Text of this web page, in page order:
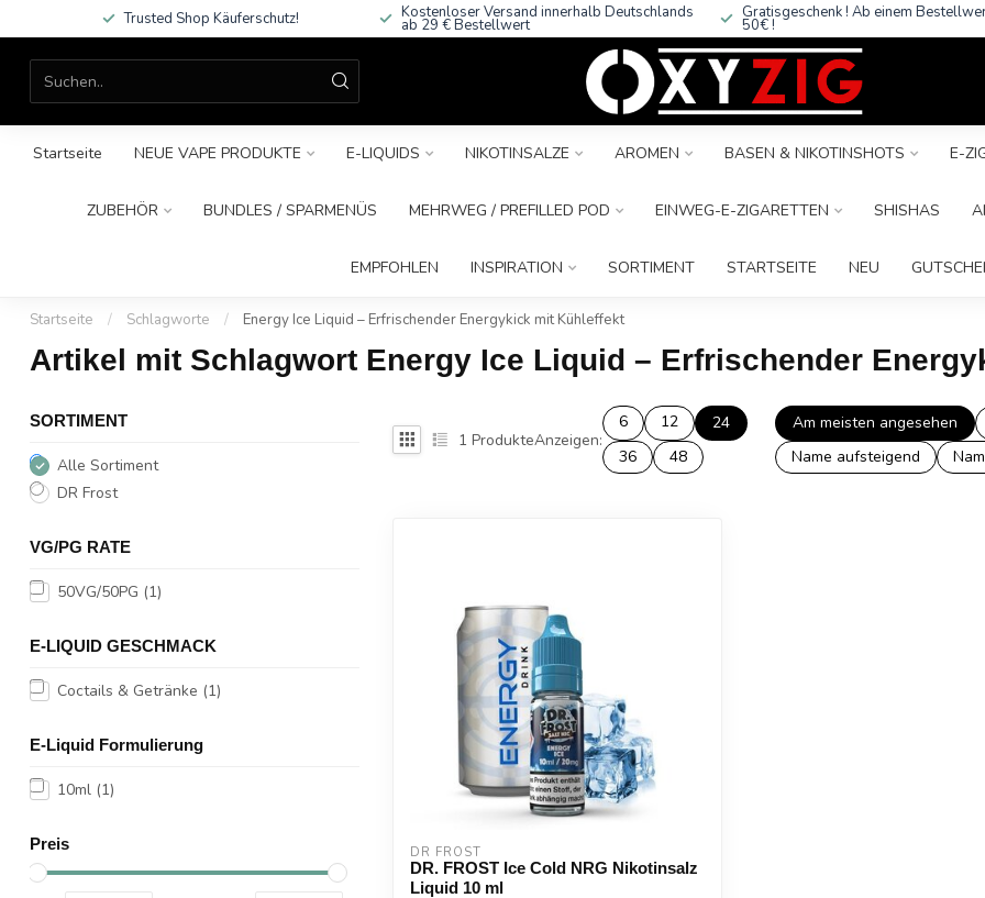
Trusted Shop Käuferschutz! Kostenloser Versand innerhalb Deutschlands
ab 29 € Bestellwert
Gratisgeschenk ! Ab einem
50€ !
Startseite NEUE VAPE PRODUKTE E-LIQUIDS NIKOTINSALZE AROMEN BASEN & NIKOTINSHOTS E-
ZUBEHÖR BUNDLES / SPARMENÜS MEHRWEG / PREFILLED POD EINWEG-E-ZIGARETTEN SHISHAS
EMPFOHLEN INSPIRATION SORTIMENT STARTSEITE NEU
Startseite / Schlagworte / Energy Ice Liquid – Erfrischender Energykick mit Kühleffekt
Artikel mit Schlagwort Energy Ice Liquid – Erfrischender
SORTIMENT
Alle Sortiment
DR Frost
VG/PG RATE
50VG/50PG (1)
E-LIQUID GESCHMACK
Coctails & Getränke (1)
E-Liquid Formulierung
10ml (1)
Preis
1 ProdukteAnzeigen:
6 12
24
36
48
Am meisten angesehen
Name aufsteigend
DR FROST
DR. FROST Ice Cold NRG Nikotinsalz
Liquid 10 ml